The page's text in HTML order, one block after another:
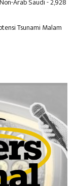
Tsunami Malam